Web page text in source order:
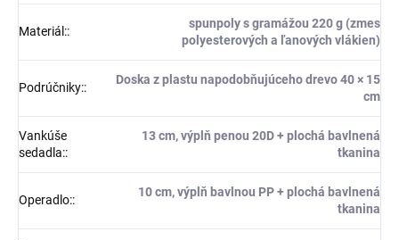
Materiál::
spunpoly s gramážou 220 g (zmes
polyesterových a ľanových vlákien)
Podrúčniky::
Doska z plastu napodobňujúceho drevo 40 × 15
cm
Vankúše
sedadla::
13 cm, výplň penou 20D + plochá bavlnená
tkanina
Operadlo::
10 cm, výplň bavlnou PP + plochá bavlnená
tkanina